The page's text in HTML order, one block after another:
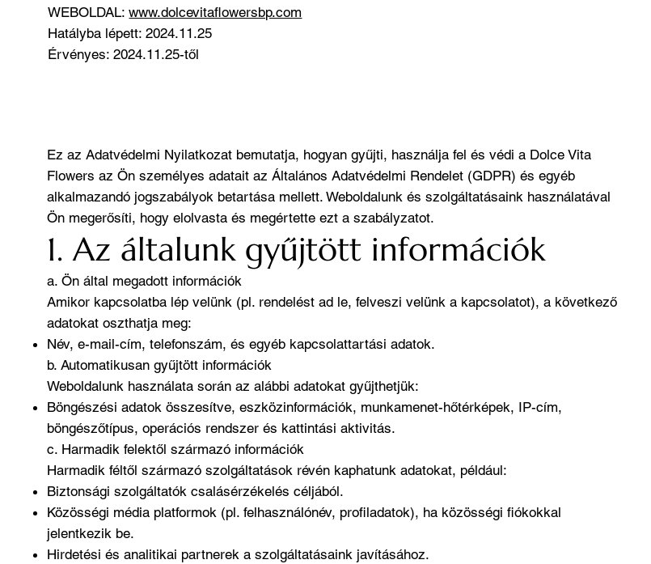
WEBOLDAL:www.dolcevitaflowersbp.com
Hatályba lépett: 2024.11.25
Érvényes: 2024.11.25-től
Ez az Adatvédelmi Nyilatkozat bemutatja, hogyan gyűjti, használja fel és védi a Dolce Vita
Flowers az Ön személyes adatait az Általános Adatvédelmi Rendelet (GDPR) és egyéb
alkalmazandó jogszabályok betartása mellett. Weboldalunk és szolgáltatásaink használatával
Ön megerősíti, hogy elolvasta és megértette ezt a szabályzatot.
1. Az általunk gyűjtött információk
a. Ön által megadott információk
Amikor kapcsolatba lép velünk (pl. rendelést ad le, felveszi velünk a kapcsolatot), a következő
adatokat oszthatja meg:
Név, e-mail-cím, telefonszám, és egyéb kapcsolattartási adatok.
b. Automatikusan gyűjtött információk
Weboldalunk használata során az alábbi adatokat gyűjthetjük:
Böngészési adatok összesítve, eszközinformációk, munkamenet-hőtérképek, IP-cím,
böngészőtípus, operációs rendszer és kattintási aktivitás.
c. Harmadik felektől származó információk
Harmadik féltől származó szolgáltatások révén kaphatunk adatokat, például:
Biztonsági szolgáltatók csalásérzékelés céljából.
Közösségi média platformok (pl. felhasználónév, profiladatok), ha közösségi fiókokkal
jelentkezik be.
Hirdetési és analitikai partnerek a szolgáltatásaink javításához.